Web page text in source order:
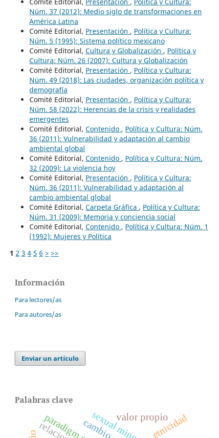
Núm. 37 (2012): Medio siglo de transformaciones en
América Latina
Comité Editorial, Presentación , Política y Cultura:
Núm. 5 (1995): Sistema político mexicano
Comité Editorial, Cultura y Globalización , Política y
Cultura: Núm. 26 (2007): Cultura y Globalización
Comité Editorial, Presentación , Política y Cultura:
Núm. 49 (2018): Las ciudades, organización política y
demografía
Comité Editorial, Presentación , Política y Cultura:
Núm. 58 (2022): Herencias de la crisis y realidades
emergentes
Comité Editorial, Contenido , Política y Cultura: Núm.
36 (2011): Vulnerabilidad y adaptación al cambio
ambiental global
Comité Editorial, Contenido , Política y Cultura: Núm.
32 (2009): La violencia hoy
Comité Editorial, Presentación , Política y Cultura:
Núm. 36 (2011): Vulnerabilidad y adaptación al
cambio ambiental global
Comité Editorial, Carpeta Gráfica , Política y Cultura:
Núm. 31 (2009): Memoria y conciencia social
Comité Editorial, Contenido , Política y Cultura: Núm. 1
(1992): Mujeres y Política
1 2 3 4 5 6 > >>
Información
Para lectores/as
Para autores/as
Enviar un artículo
Palabras clave
etnicidad
valor propio